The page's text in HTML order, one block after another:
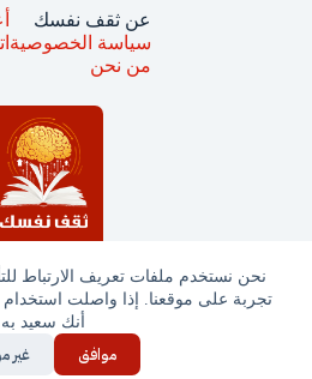
نحن نستخدم ملفات تعريف الارتباط
تجربة على موقعنا. إذا واصلت
أنك سعيد به
موافق غير
جميع الحقوق محفوظة © ثقف
عن ثقف نفسك
سياسة الخصوصية
من نحن